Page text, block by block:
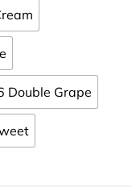
Double Grape